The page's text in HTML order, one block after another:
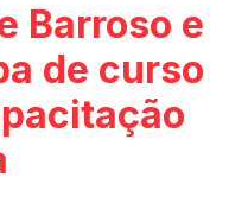
Barroso e
de curso